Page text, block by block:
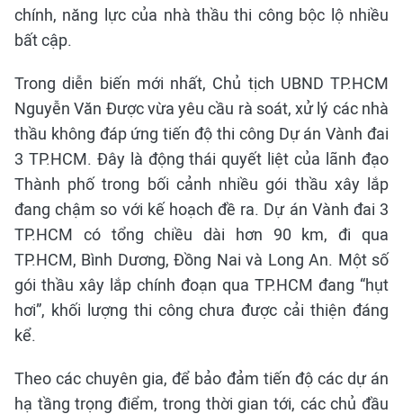
chính, năng lực của nhà thầu thi công bộc lộ nhiều
bất cập.
Trong diễn biến mới nhất, Chủ tịch UBND TP.HCM
Nguyễn Văn Được vừa yêu cầu rà soát, xử lý các nhà
thầu không đáp ứng tiến độ thi công Dự án Vành đai
3 TP.HCM. Đây là động thái quyết liệt của lãnh đạo
Thành phố trong bối cảnh nhiều gói thầu xây lắp
đang chậm so với kế hoạch đề ra. Dự án Vành đai 3
TP.HCM có tổng chiều dài hơn 90 km, đi qua
TP.HCM, Bình Dương, Đồng Nai và Long An. Một số
gói thầu xây lắp chính đoạn qua TP.HCM đang “hụt
hơi”, khối lượng thi công chưa được cải thiện đáng
kể.
Theo các chuyên gia, để bảo đảm tiến độ các dự án
hạ tầng trọng điểm, trong thời gian tới, các chủ đầu